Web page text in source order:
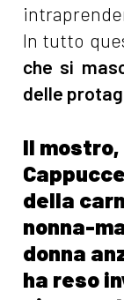
In tutto
che si
delle
Il
della
nonna-
donna
ha reso